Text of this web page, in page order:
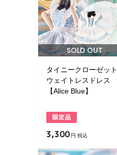
SOLD OUT
タイニークローゼット
ウェイトレスドレス
【Alice Blue】
3,300 円 税込